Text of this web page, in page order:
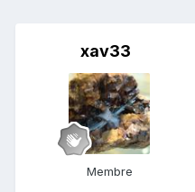
xav33
Membre